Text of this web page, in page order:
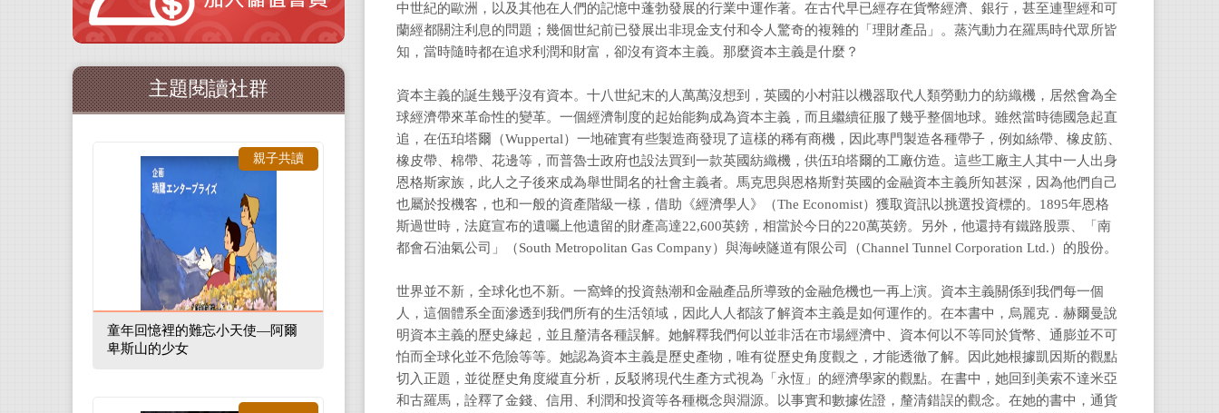
中世紀的歐洲，以及其他在人們的記憶中蓬勃發展的行業中運作著。在古代早已經存在貨幣經濟、銀行，甚至連聖經和可
蘭經都關注利息的問題；幾個世紀前已發展出非現金支付和令人驚奇的複雜的「理財產品」。蒸汽動力在羅馬時代眾所皆
知，當時隨時都在追求利潤和財富，卻沒有資本主義。那麼資本主義是什麼？
資本主義的誕生幾乎沒有資本。十八世紀末的人萬萬沒想到，英國的小村莊以機器取代人類勞動力的紡織機，居然會為全
球經濟帶來革命性的變革。一個經濟制度的起始能夠成為資本主義，而且繼續征服了幾乎整個地球。雖然當時德國急起直
追，在伍珀塔爾（Wuppertal）一地確實有些製造商發現了這樣的稀有商機，因此專門製造各種帶子，例如絲帶、橡皮筋、
橡皮帶、棉帶、花邊等，而普魯士政府也設法買到一款英國紡織機，供伍珀塔爾的工廠仿造。這些工廠主人其中一人出身
恩格斯家族，此人之子後來成為舉世聞名的社會主義者。馬克思與恩格斯對英國的金融資本主義所知甚深，因為他們自己
也屬於投機客，也和一般的資產階級一樣，借助《經濟學人》（The Economist）獲取資訊以挑選投資標的。1895年恩格
斯過世時，法庭宣布的遺囑上他遺留的財產高達22,600英鎊，相當於今日的220萬英鎊。另外，他還持有鐵路股票、「南
都會石油氣公司」（South Metropolitan Gas Company）與海峽隧道有限公司（Channel Tunnel Corporation Ltd.）的股份。
世界並不新，全球化也不新。一窩蜂的投資熱潮和金融產品所導致的金融危機也一再上演。資本主義關係到我們每一個
人，這個體系全面滲透到我們所有的生活領域，因此人人都該了解資本主義是如何運作的。在本書中，烏麗克．赫爾曼說
明資本主義的歷史緣起，並且釐清各種誤解。她解釋我們何以並非活在市場經濟中、資本何以不等同於貨幣、通膨並不可
怕而全球化並不危險等等。她認為資本主義是歷史產物，唯有從歷史角度觀之，才能透徹了解。因此她根據凱因斯的觀點
切入正題，並從歷史角度縱直分析，反駁將現代生產方式視為「永恆」的經濟學家的觀點。在書中，她回到美索不達米亞
和古羅馬，詮釋了金錢、信用、利潤和投資等各種概念與淵源。以事實和數據佐證，釐清錯誤的觀念。在她的書中，通貨
主題閱讀社群
童年回憶裡的難忘小天使—阿爾
卑斯山的少女
親子共讀